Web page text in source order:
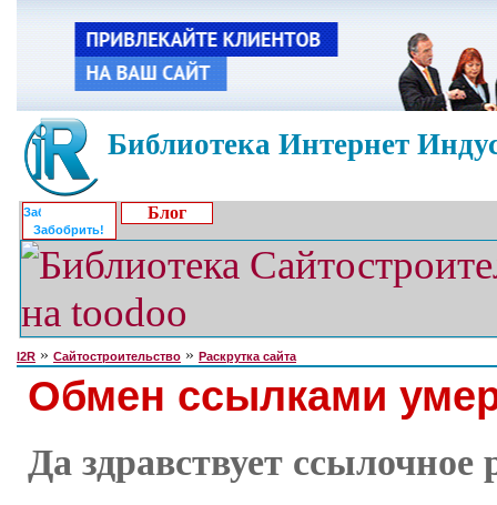
Библиотека Интернет
Забобрить!
Блог
I2R » Сайтостроительство » Раскрутка сайта
Обмен ссылками
Да здравствует